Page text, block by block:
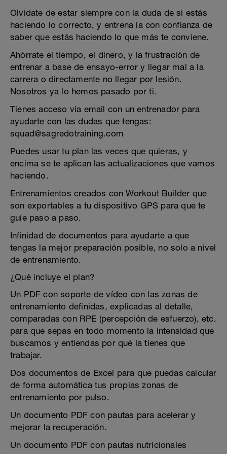
Olvídate de estar siempre con la duda de si estás
haciendo lo correcto, y entrena la con confianza de
saber que estás haciendo lo que más te conviene.
Ahórrate el tiempo, el dinero, y la frustración de
entrenar a base de ensayo-error y llegar mal a la
carrera o directamente no llegar por lesión.
Nosotros ya lo hemos pasado por ti.
Tienes acceso vía email con un entrenador para
ayudarte con las dudas que tengas:
squad@sagredotraining.com
Puedes usar tu plan las veces que quieras, y
encima se te aplican las actualizaciones que vamos
haciendo.
Entrenamientos creados con Workout Builder que
son exportables a tu dispositivo GPS para que te
guíe paso a paso.
Infinidad de documentos para ayudarte a que
tengas la mejor preparación posible, no solo a nivel
de entrenamiento.
¿Qué incluye el plan?
Un PDF con soporte de vídeo con las zonas de
entrenamiento definidas, explicadas al detalle,
comparadas con RPE (percepción de esfuerzo), etc.
para que sepas en todo momento la intensidad que
buscamos y entiendas por qué la tienes que
trabajar.
Dos documentos de Excel para que puedas calcular
de forma automática tus propias zonas de
entrenamiento por pulso.
Un documento PDF con pautas para acelerar y
mejorar la recuperación.
Un documento PDF con pautas nutricionales